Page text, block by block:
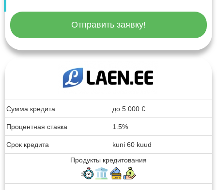
Отправить заявку!
Сумма кредита до 5 000 €
Процентная ставка 1.5%
Срок кредита
kuni 60 kuud
Продукты кредитования